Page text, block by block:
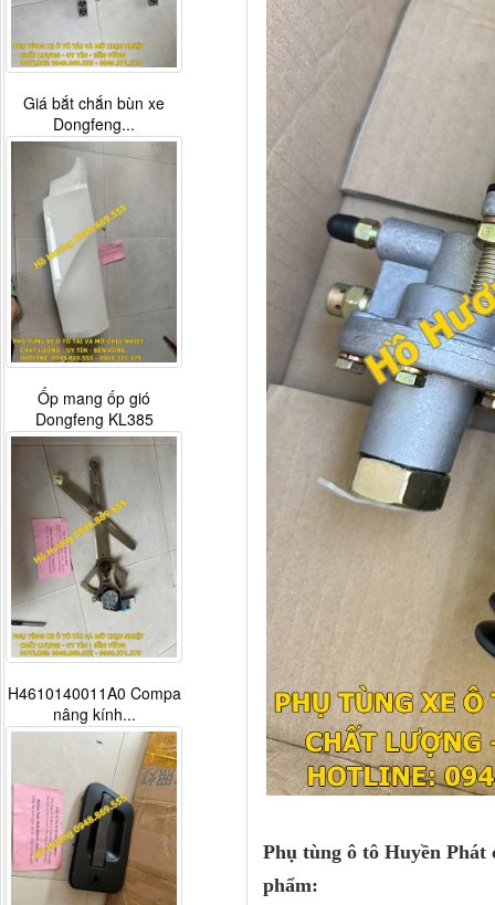
Phụ tùng ô tô Huyền Phát
phẩm:
Giá bắt chắn bùn xe
Dongfeng...
Ốp mang ốp gió
Dongfeng KL385
H4610140011A0 Compa
nâng kính...